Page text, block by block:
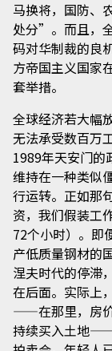
马换将，国防、
处分”。而且，
码对华制裁的良
方帝国主义国家
套举措。
全球经济若大幅
无法承受数百万
1989年天安门的
维持在一种类似
行运转。正如那
资，我们假装工
72个小时）。即
产低质量钢材的
涅夫时代的停滞
在后面。实际上
——在那里，房
持续买入土地